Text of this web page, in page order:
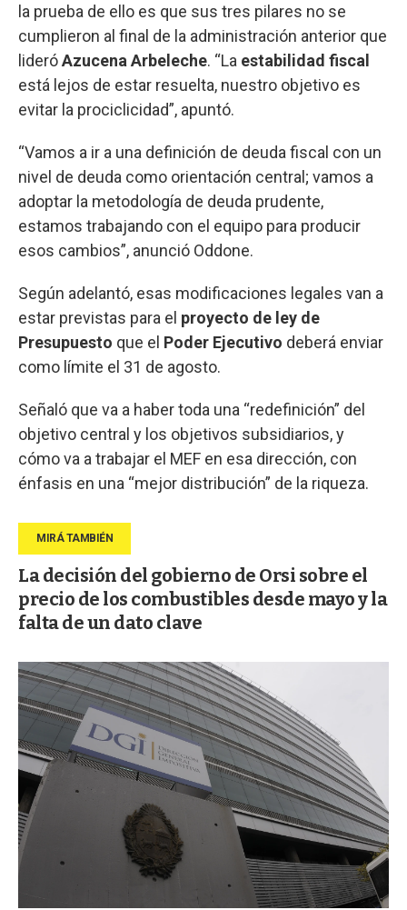
la prueba de ello es que sus tres pilares no se
cumplieron al final de la administración anterior que
lideróAzucena Arbeleche. “La estabilidad fiscal
está lejos de estar resuelta, nuestro objetivo es
evitar la prociclicidad”, apuntó.
“Vamos a ir a una definición de deuda fiscal con un
nivel de deuda como orientación central; vamos a
adoptar la metodología de deuda prudente,
estamos trabajando con el equipo para producir
esos cambios”, anunció Oddone.
Según adelantó, esas modificaciones legales van a
estar previstas para el proyecto de ley de
Presupuesto que el Poder Ejecutivo deberá enviar
como límite el 31 de agosto.
Señaló que va a haber toda una “redefinición” del
objetivo central y los objetivos subsidiarios, y
cómo va a trabajar el MEF en esa dirección, con
énfasis en una “mejor distribución” de la riqueza.
La decisión del gobierno de Orsi sobre el
precio de los combustibles desde mayo y la
falta de un dato clave